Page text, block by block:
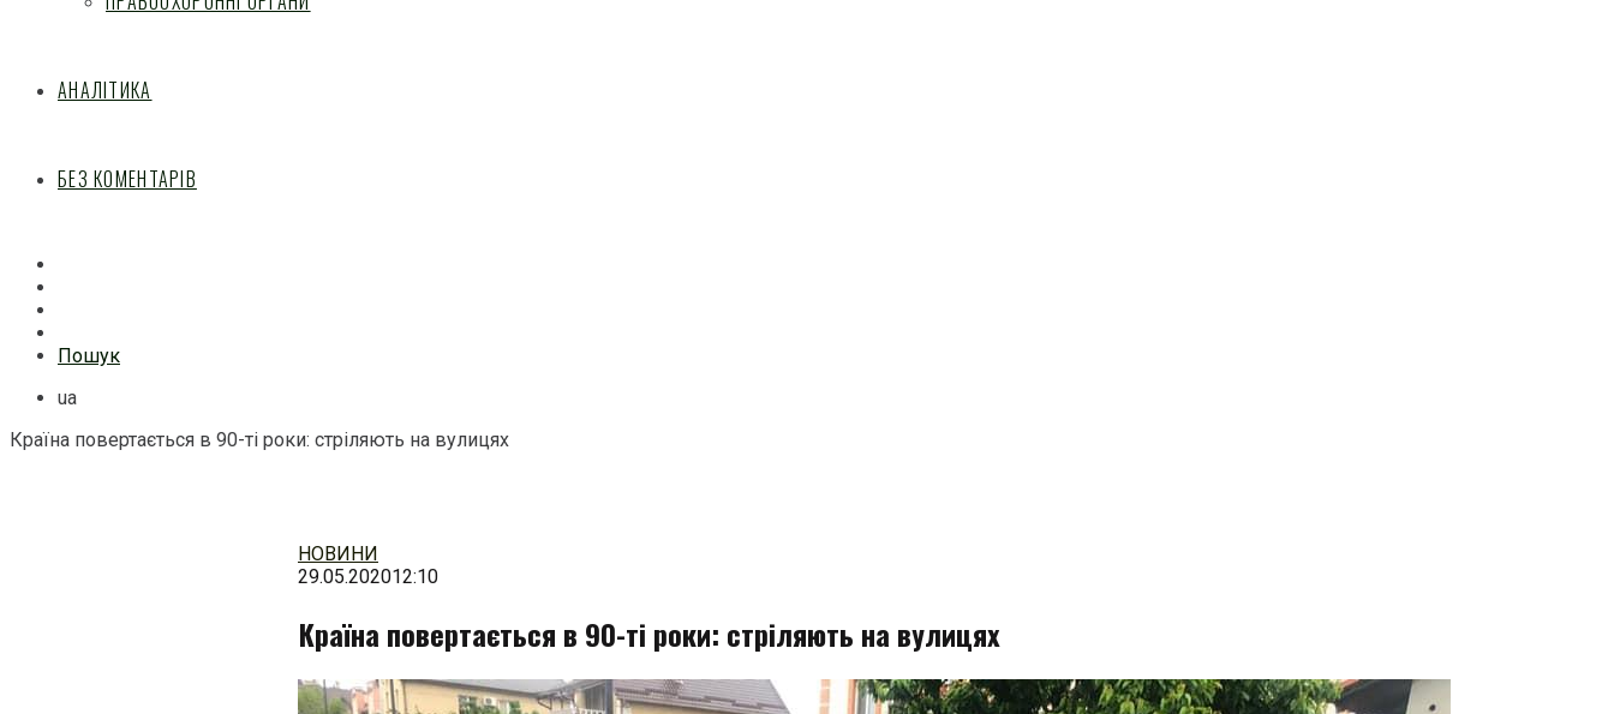
АНАЛІТИКА
БЕЗ КОМЕНТАРІВ
Пошук
ua
Країна повертається в 90-ті роки: стріляють на вулицях
НОВИНИ
29.05.202012:10
Країна повертається в 90-ті роки: стріляють на вулицях